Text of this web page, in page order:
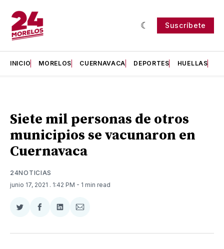
Suscríbete
INICIO MORELOS CUERNAVACA DEPORTES HUELLAS
Siete mil personas de otros
municipios se vacunaron en
Cuernavaca
24NOTICIAS
junio 17, 2021 . 1:42 PM - 1 min read
Compartir
Twitter
Compartir
Facebook
Compartir
LinkedIn
Compartir
Email